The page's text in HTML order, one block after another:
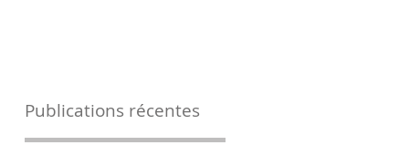
Publications récentes